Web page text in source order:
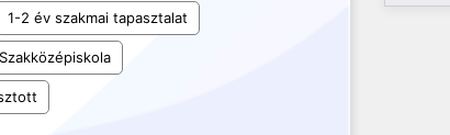
1-2 év szakmai tapasztalat
Szakközépiskola